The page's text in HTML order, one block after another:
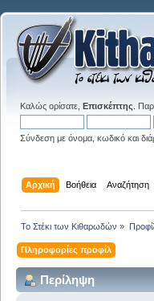
Καλώς ορίσατε, Επισκέπτης .
Σύνδεση με όνομα, κωδικό και
Αρχική Βοήθεια Αναζήτηση
Το Στέκι των Κιθαρωδών »
Πληροφορίες προφίλ
Περίληψη